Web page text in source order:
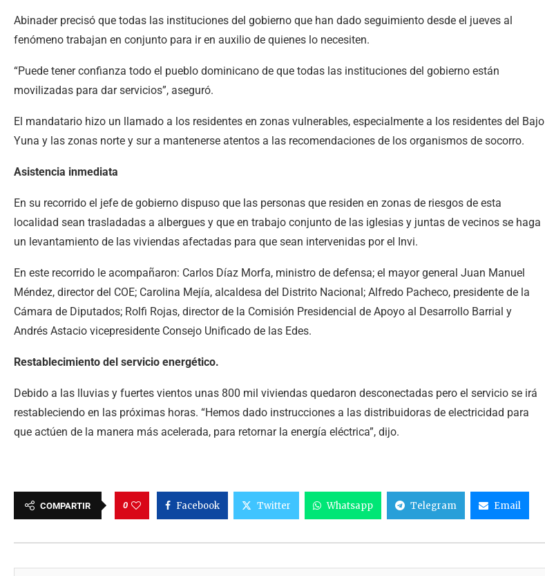
Abinader precisó que todas las instituciones del gobierno que han dado seguimiento desde el jueves al
fenómeno trabajan en conjunto para ir en auxilio de quienes lo necesiten.
“Puede tener confianza todo el pueblo dominicano de que todas las instituciones del gobierno están
movilizadas para dar servicios”, aseguró.
El mandatario hizo un llamado a los residentes en zonas vulnerables, especialmente a los residentes del Bajo
Yuna y las zonas norte y sur a mantenerse atentos a las recomendaciones de los organismos de socorro.
Asistencia inmediata
En su recorrido el jefe de gobierno dispuso que las personas que residen en zonas de riesgos de esta
localidad sean trasladadas a albergues y que en trabajo conjunto de las iglesias y juntas de vecinos se haga
un levantamiento de las viviendas afectadas para que sean intervenidas por el Invi.
En este recorrido le acompañaron: Carlos Díaz Morfa, ministro de defensa; el mayor general Juan Manuel
Méndez, director del COE; Carolina Mejía, alcaldesa del Distrito Nacional; Alfredo Pacheco, presidente de la
Cámara de Diputados; Rolfi Rojas, director de la Comisión Presidencial de Apoyo al Desarrollo Barrial y
Andrés Astacio vicepresidente Consejo Unificado de las Edes.
Restablecimiento del servicio energético.
Debido a las lluvias y fuertes vientos unas 800 mil viviendas quedaron desconectadas pero el servicio se irá
restableciendo en las próximas horas. “Hemos dado instrucciones a las distribuidoras de electricidad para
que actúen de la manera más acelerada, para retornar la energía eléctrica”, dijo.
COMPARTIR 0 Facebook Twitter Whatsapp Telegram Email